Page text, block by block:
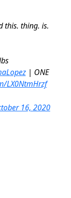
this. thing. is.
| ONE
LX0NtmHrzf
16, 2020